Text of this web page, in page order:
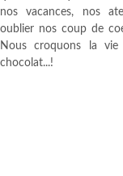
nos vacances, nos
oublier nos coup de
Nous croquons la
chocolat...!